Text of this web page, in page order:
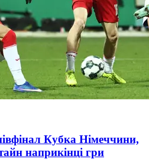
Кубка Німеччини,
наприкінці гри